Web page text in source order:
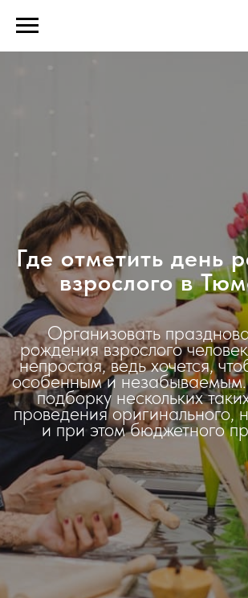
Где отметить день
взрослого в
Организовать
рождения взрослого
непростая, ведь хочется,
особенным и
подборку нескольких
проведения оригинального,
и при этом бюджетного